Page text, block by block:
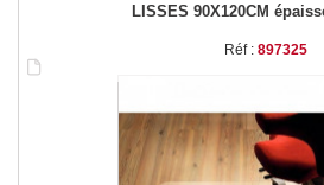
LISSES 90X120CM
Réf : 897325